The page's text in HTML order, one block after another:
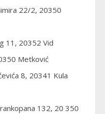
22/2, 20350
11, 20352 Vid
Metković
8, 20341 Kula
132, 20 350